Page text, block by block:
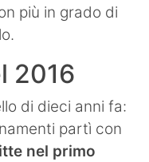
più in grado di
2016
di dieci anni fa:
partì con
nel primo